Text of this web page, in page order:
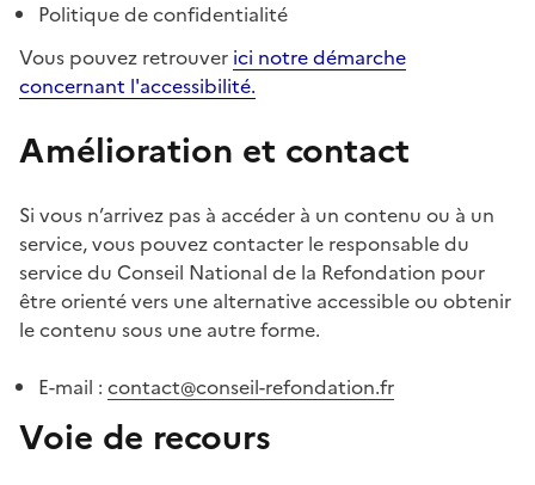
Politique de confidentialité
Vous pouvez retrouver ici notre démarche
concernant l'accessibilité.
Amélioration et contact
Si vous n’arrivez pas à accéder à un contenu ou à un
service, vous pouvez contacter le responsable du
service du Conseil National de la Refondation pour
être orienté vers une alternative accessible ou obtenir
le contenu sous une autre forme.
E-mail : contact@conseil-refondation.fr
Voie de recours